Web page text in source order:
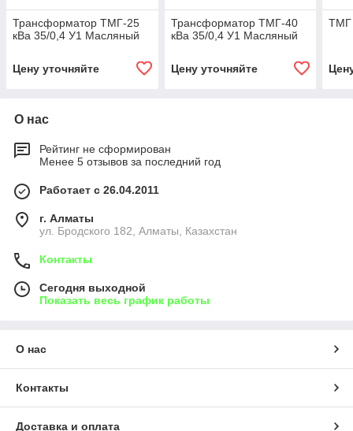
Трансформатор ТМГ-25
кВа 35/0,4 У1 Масляный
Цену уточняйте
Трансформатор ТМГ-40
кВа 35/0,4 У1 Масляный
Цену уточняйте
ТМГ
О нас
Рейтинг не сформирован
Менее 5 отзывов за последний год
Работает с 26.04.2011
г. Алматы
ул. Бродского 182, Алматы, Казахстан
Контакты
Сегодня выходной
Показать весь график работы
О нас
Контакты
Доставка и оплата